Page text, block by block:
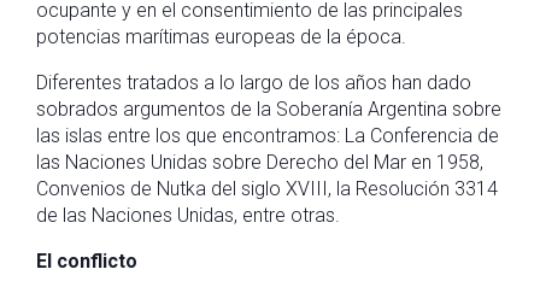
ocupante y en el consentimiento de las principales
potencias marítimas europeas de la época.
Diferentes tratados a lo largo de los años han dado
sobrados argumentos de la Soberanía Argentina sobre
las islas entre los que encontramos: La Conferencia de
las Naciones Unidas sobre Derecho del Mar en 1958,
Convenios de Nutka del siglo XVIII, la Resolución 3314
de las Naciones Unidas, entre otras.
El conflicto